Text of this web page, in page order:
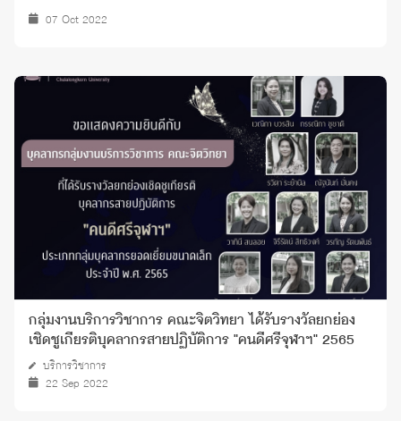
07 Oct 2022
กลุ่มงานบริการวิชาการ คณะจิตวิทยา ได้รับรางวัลยกย่อง
เชิดชูเกียรติบุคลากรสายปฏิบัติการ "คนดีศรีจุฬาฯ" 2565
บริการวิชาการ
22 Sep 2022